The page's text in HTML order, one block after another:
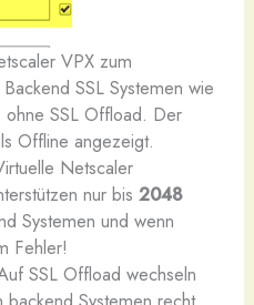
VPX zum
SSL Systemen wie
SSL Offload. Der
Offline angezeigt.
Netscaler
nur bis2048
Systemen und wenn
Fehler!
SSL Offload wechseln